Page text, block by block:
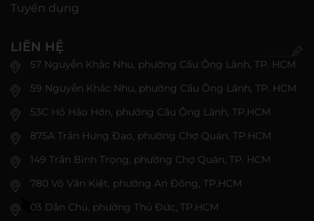
Tuyển dụng
LIÊN HỆ
57 Nguyễn Khắc Nhu, phường Cầu Ông Lãnh, TP. HCM
59 Nguyễn Khắc Nhu, phường Cầu Ông Lãnh, TP. HCM
53C Hồ Hảo Hớn, phường Cầu Ông Lãnh, TP.HCM
875A Trần Hưng Đạo, phường Chợ Quán, TP.HCM
149 Trần Bình Trọng, phường Chợ Quán, TP. HCM
780 Võ Văn Kiệt, phường An Đông, TP.HCM
03 Dân Chủ, phường Thủ Đức, TP.HCM